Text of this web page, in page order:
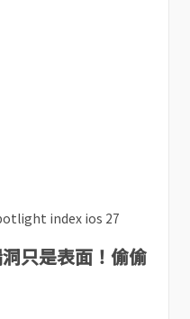
只是表面！偷偷